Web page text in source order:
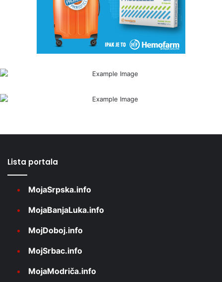
Lista portala
MojaSrpska.info
MojaBanjaLuka.info
MojDoboj.info
MojSrbac.info
MojaModriča.info